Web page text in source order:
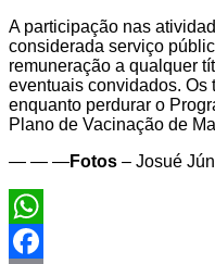
A participação nas
considerada serviço
remuneração a qualquer
eventuais convidados.
enquanto perdurar o
Plano de Vacinação de
— — —Fotos – Josué
WhatsApp